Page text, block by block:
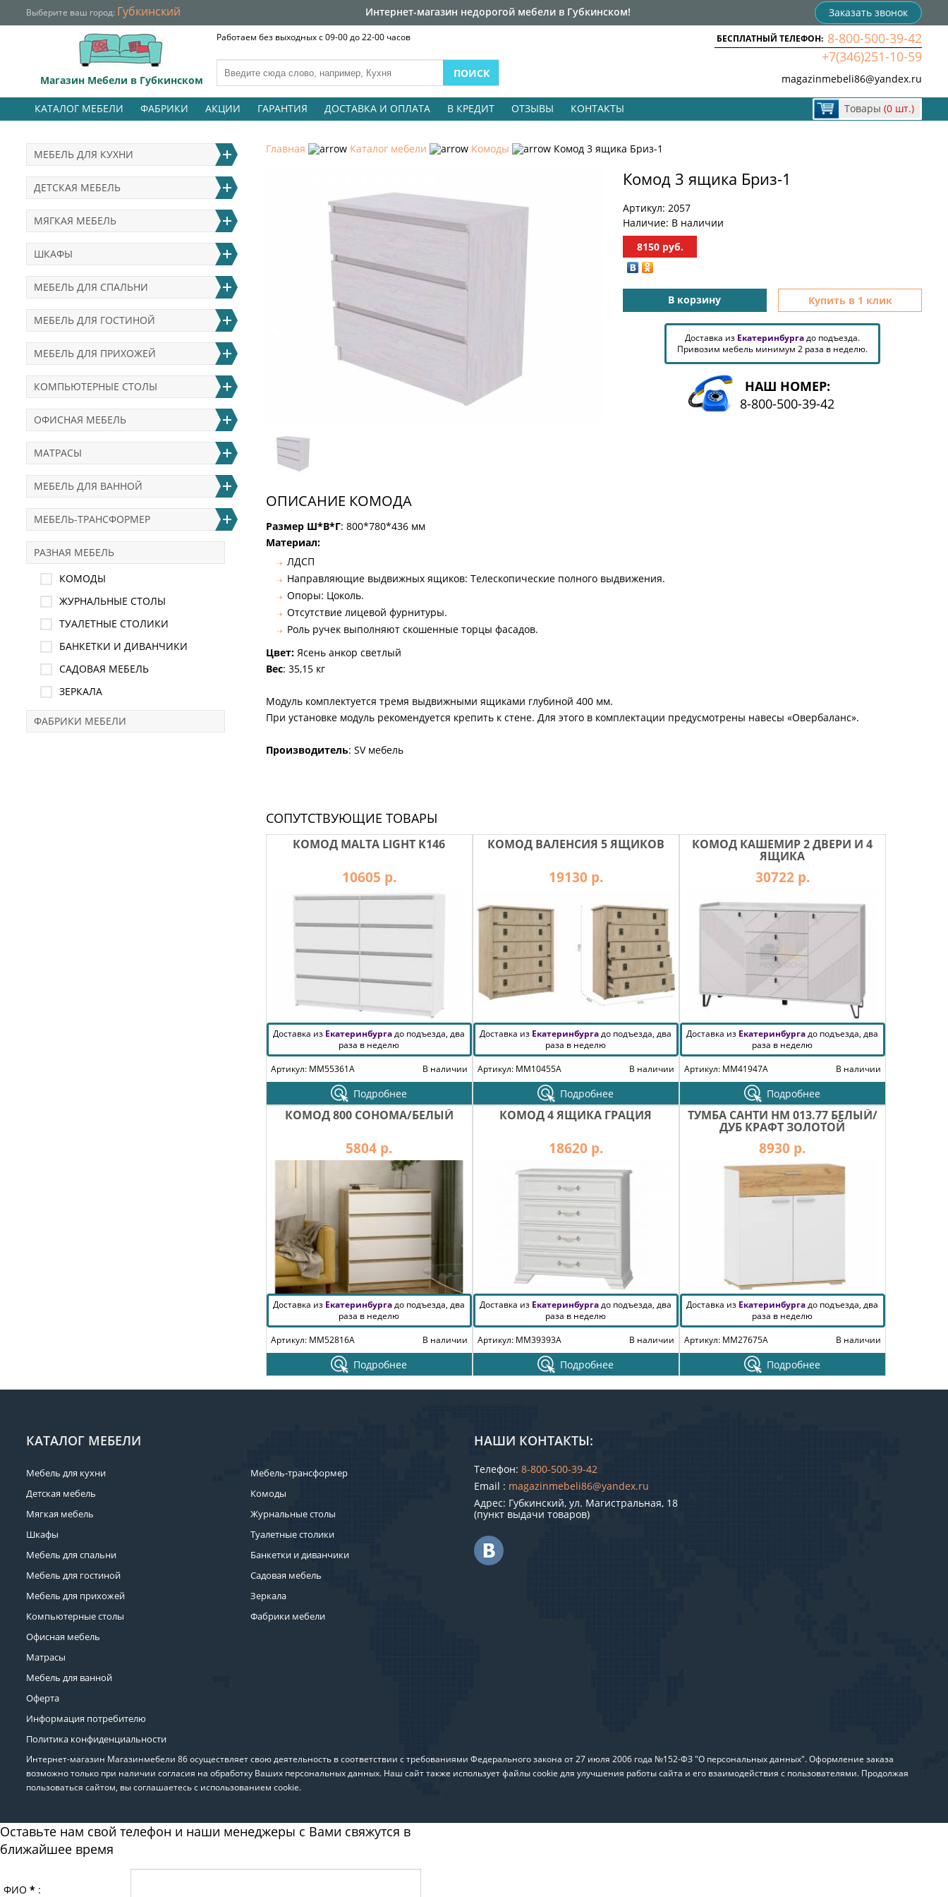
Выберите ваш город: Губкинский Интернет-магазин недорогой мебели в Губкинском! Заказать звонок
Магазин Мебели в Губкинском
БЕСПЛАТНЫЙ ТЕЛЕФОН: 8-800-500-39-42
+7(346)251-10-59
magazinmebeli86@yandex.ru
Работаем без выходных с 09-00 до 22-00 часов
КАТАЛОГ МЕБЕЛИ ФАБРИКИ АКЦИИ ГАРАНТИЯ ДОСТАВКА И ОПЛАТА В КРЕДИТ ОТЗЫВЫ КОНТАКТЫ Товары (0 шт.)
Главная Каталог мебели Комоды Комод 3 ящика Бриз-1
Комод 3 ящика Бриз-1
Артикул: 2057
Наличие: В наличии
8150руб.
В корзину Купить в 1 клик
Доставка из Екатеринбургадо подъезда.
Привозим мебель минимум 2 раза в неделю.
НАШ НОМЕР:
8-800-500-39-42
ОПИСАНИЕ КОМОДА
Размер Ш*В*Г: 800*780*436 мм
Материал:
ЛДСП
Направляющие выдвижных ящиков: Телескопические полного выдвижения.
Опоры: Цоколь.
Отсутствие лицевой фурнитуры.
Роль ручек выполняют скошенные торцы фасадов.
Цвет: Ясень анкор светлый
Вес: 35,15 кг
Модуль комплектуется тремя выдвижными ящиками глубиной 400 мм.
При установке модуль рекомендуется крепить к стене. Для этого в комплектации предусмотрены навесы «Овербаланс».
Производитель: SV мебель
СОПУТСТВУЮЩИЕ ТОВАРЫ
КОМОД MALTA LIGHT K146
10605 р.
Доставка из Екатеринбургадо подъезда, два
раза в неделю
Артикул: MM55361A
В наличии
Подробнее
КОМОД ВАЛЕНСИЯ 5 ЯЩИКОВ
19130 р.
Доставка из Екатеринбургадо подъезда, два
раза в неделю
Артикул: MM10455A
В наличии
Подробнее
КОМОД КАШЕМИР 2 ДВЕРИ И 4
ЯЩИКА
30722 р.
Доставка из Екатеринбургадо подъезда, два
раза в неделю
Артикул: MM41947A
В наличии
Подробнее
КОМОД 800 СОНОМА/БЕЛЫЙ
5804 р.
Доставка из Екатеринбургадо подъезда, два
раза в неделю
Артикул: MM52816A
В наличии
Подробнее
КОМОД 4 ЯЩИКА ГРАЦИЯ
18620 р.
Доставка из Екатеринбургадо подъезда, два
раза в неделю
Артикул: MM39393A
В наличии
Подробнее
ТУМБА САНТИ НМ 013.77 БЕЛЫЙ/
ДУБ КРАФТ ЗОЛОТОЙ
8930 р.
Доставка из Екатеринбургадо подъезда, два
раза в неделю
Артикул: MM27675A
В наличии
Подробнее
МЕБЕЛЬ ДЛЯ КУХНИ
ДЕТСКАЯ МЕБЕЛЬ
МЯГКАЯ МЕБЕЛЬ
ШКАФЫ
МЕБЕЛЬ ДЛЯ СПАЛЬНИ
МЕБЕЛЬ ДЛЯ ГОСТИНОЙ
МЕБЕЛЬ ДЛЯ ПРИХОЖЕЙ
КОМПЬЮТЕРНЫЕ СТОЛЫ
ОФИСНАЯ МЕБЕЛЬ
МАТРАСЫ
МЕБЕЛЬ ДЛЯ ВАННОЙ
МЕБЕЛЬ-ТРАНСФОРМЕР
РАЗНАЯ МЕБЕЛЬ
КОМОДЫ
ЖУРНАЛЬНЫЕ СТОЛЫ
ТУАЛЕТНЫЕ СТОЛИКИ
БАНКЕТКИ И ДИВАНЧИКИ
САДОВАЯ МЕБЕЛЬ
ЗЕРКАЛА
ФАБРИКИ МЕБЕЛИ
КАТАЛОГ МЕБЕЛИ
Мебель для кухни
Детская мебель
Мягкая мебель
Шкафы
Мебель для спальни
Мебель для гостиной
Мебель для прихожей
Компьютерные столы
Офисная мебель
Матрасы
Мебель для ванной
Оферта
Информация потребителю
Политика конфиденциальности
Мебель-трансформер
Комоды
Журнальные столы
Туалетные столики
Банкетки и диванчики
Садовая мебель
Зеркала
Фабрики мебели
НАШИ КОНТАКТЫ:
Телефон: 8-800-500-39-42
Email : magazinmebeli86@yandex.ru
Адрес: Губкинский, ул. Магистральная, 18
(пункт выдачи товаров)
Интернет-магазин Магазинмебели 86 осуществляет свою деятельность в соответствии с требованиями Федерального закона от 27 июля 2006 года №152-ФЗ "О персональных данных". Оформление заказа
возможно только при наличии согласия на обработку Ваших персональных данных. Наш сайт также использует файлы cookie для улучшения работы сайта и его взаимодействия с пользователями. Продолжая
пользоваться сайтом, вы соглашаетесь с использованием cookie.
Оставьте нам свой телефон и наши менеджеры с Вами свяжутся в
ближайшее время
ФИО * :